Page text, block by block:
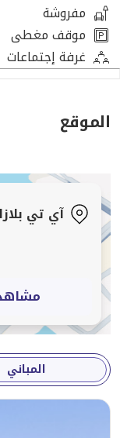
مثالي للشركات
اتصل بي اليوم
الاستثنائية هذه
مفروشة
موقف مغطى
غرفة إجتماعات
الموقع
آي تي
المباني